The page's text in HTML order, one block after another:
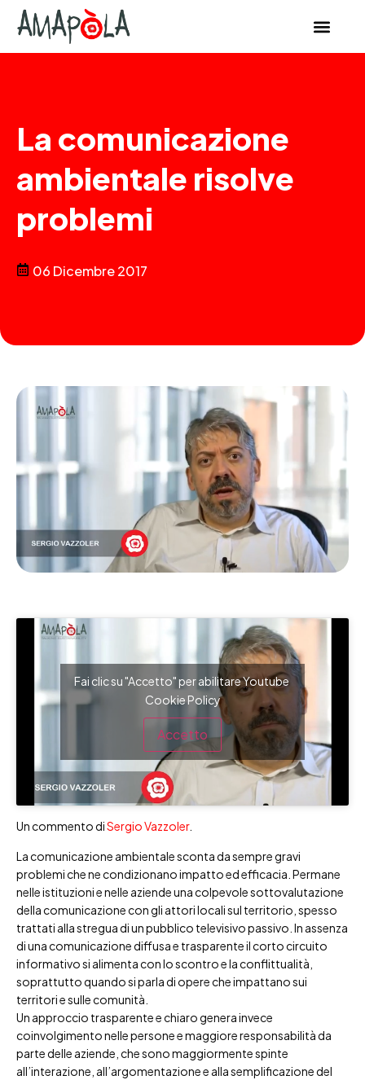
La comunicazione
ambientale risolve
problemi
06 Dicembre 2017
Fai clic su "Accetto" per abilitare Youtube
Cookie Policy
Accetto
Un commento diSergio Vazzoler.
La comunicazione ambientale sconta da sempre gravi
problemi che ne condizionano impatto ed efficacia. Permane
nelle istituzioni e nelle aziende una colpevole sottovalutazione
della comunicazione con gli attori locali sul territorio, spesso
trattati alla stregua di un pubblico televisivo passivo. In assenza
di una comunicazione diffusa e trasparente il corto circuito
informativo si alimenta con lo scontro e la conflittualità,
soprattutto quando si parla di opere che impattano sui
territori e sulle comunità.
Un approccio trasparente e chiaro genera invece
coinvolgimento nelle persone e maggiore responsabilità da
parte delle aziende, che sono maggiormente spinte
all’interazione, all’argomentazione e alla semplificazione del